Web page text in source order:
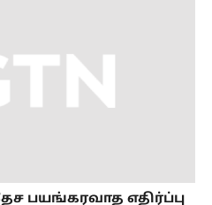
பயங்கரவாத எதிர்ப்பு